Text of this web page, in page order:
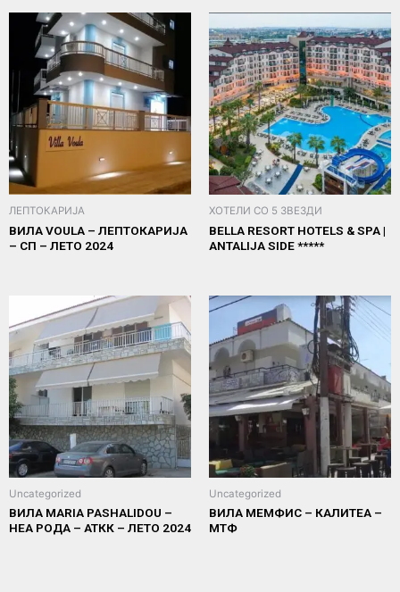
ЛЕПТОКАРИЈА
ВИЛА VOULA – ЛЕПТОКАРИЈА
– СП – ЛЕТО 2024
ХОТЕЛИ СО 5 ЗВЕЗДИ
BELLA RESORT HOTELS & SPA |
ANTALIJA SIDE *****
Uncategorized
ВИЛА MARIA PASHALIDOU –
НЕА РОДА – АТКК – ЛЕТО 2024
Uncategorized
ВИЛА МЕМФИС – КАЛИТЕА –
МТФ